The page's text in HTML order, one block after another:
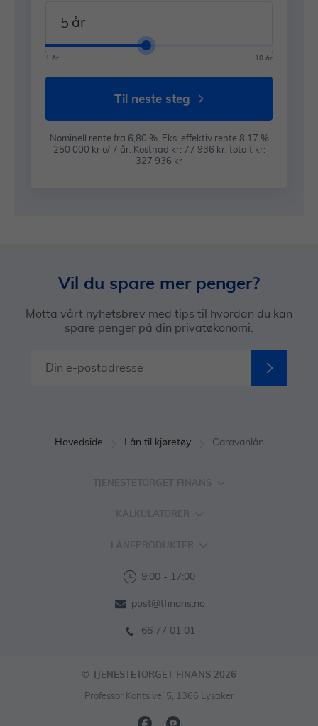
år
10 år
1 år
til neste steg
Nominell rente fra 6,80 %. Eks. effektiv rente 8,17 %
250 000 kr o/ 7 år. Kostnad kr: 77 936 kr, totalt kr:
327 936 kr
Vil du spare mer penger?
Motta vårt nyhetsbrev med tips til hvordan du kan
spare penger på din privatøkonomi.
Hovedside Lån til kjøretøy Caravanlån
9:00 - 17:00
post@tfinans.no
66 77 01 01
© TJENESTETORGET FINANS 2026
Professor Kohts vei 5, 1366 Lysaker